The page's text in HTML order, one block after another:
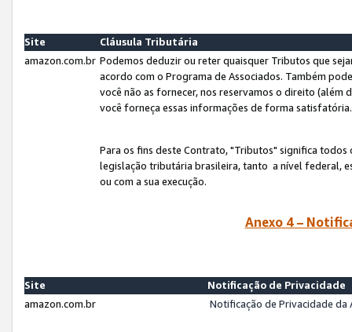
Site
Cláusula Tributária
amazon.com.br Podemos deduzir ou reter quaisquer Tributos que
acordo com o Programa de Associados. Também
você não as fornecer, nos reservamos o direito (além
você forneça essas informações de forma
Para os fins deste Contrato, "Tributos" significa
legislação tributária brasileira, tanto a nível federal,
ou com a sua execução.
Anexo 4 –
Site
Notificação de Privacidade
amazon.com.br
Notificação de Privacidade